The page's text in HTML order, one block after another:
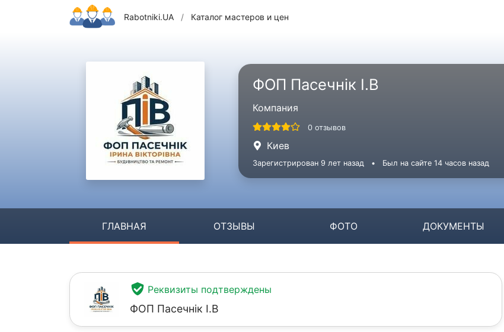
Rabotniki.UA / Каталог мастеров и цен
ФОП Пасечнік І.В
Компания
0 отзывов
Киев
Зарегистрирован 9 лет назад • Был на сайте 14 часов назад
ГЛАВНАЯ ОТЗЫВЫ ФОТО ДОКУМЕНТЫ
Реквизиты подтверждены
ФОП Пасечнік І.В